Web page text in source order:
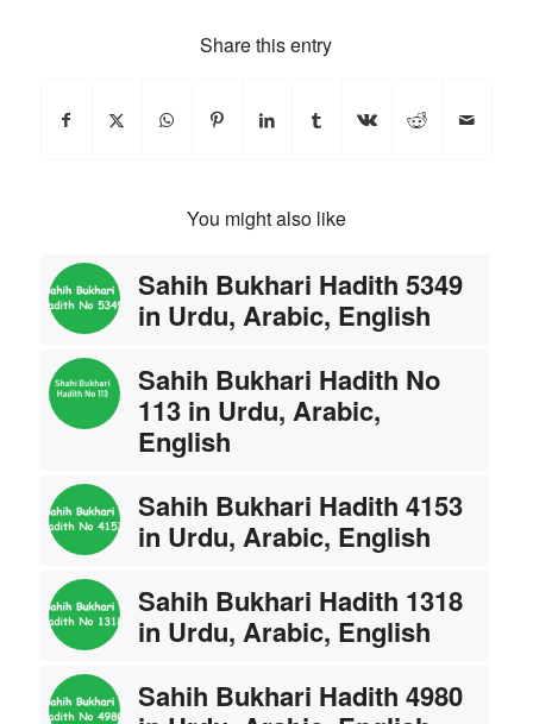
Share this entry
You might also like
Sahih Bukhari Hadith 5349
in Urdu, Arabic, English
Sahih Bukhari Hadith No
113 in Urdu, Arabic,
English
Sahih Bukhari Hadith 4153
in Urdu, Arabic, English
Sahih Bukhari Hadith 1318
in Urdu, Arabic, English
Sahih Bukhari Hadith 4980